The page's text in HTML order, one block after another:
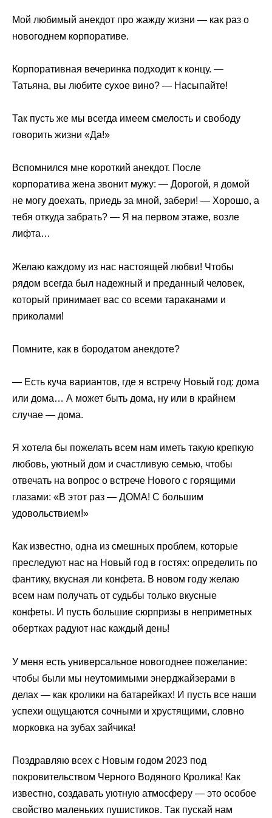
Мой любимый анекдот про жажду жизни — как раз о
новогоднем корпоративе.
Корпоративная вечеринка подходит к концу. —
Татьяна, вы любите сухое вино? — Насыпайте!
Так пусть же мы всегда имеем смелость и свободу
говорить жизни «Да!»
Вспомнился мне короткий анекдот. После
корпоратива жена звонит мужу: — Дорогой, я домой
не могу доехать, приедь за мной, забери! — Хорошо, а
тебя откуда забрать? — Я на первом этаже, возле
лифта…
Желаю каждому из нас настоящей любви! Чтобы
рядом всегда был надежный и преданный человек,
который принимает вас со всеми тараканами и
приколами!
Помните, как в бородатом анекдоте?
— Есть куча вариантов, где я встречу Новый год: дома
или дома… А может быть дома, ну или в крайнем
случае — дома.
Я хотела бы пожелать всем нам иметь такую крепкую
любовь, уютный дом и счастливую семью, чтобы
отвечать на вопрос о встрече Нового с горящими
глазами: «В этот раз — ДОМА! С большим
удовольствием!»
Как известно, одна из смешных проблем, которые
преследуют нас на Новый год в гостях: определить по
фантику, вкусная ли конфета. В новом году желаю
всем нам получать от судьбы только вкусные
конфеты. И пусть большие сюрпризы в неприметных
обертках радуют нас каждый день!
У меня есть универсальное новогоднее пожелание:
чтобы были мы неутомимыми энерджайзерами в
делах — как кролики на батарейках! И пусть все наши
успехи ощущаются сочными и хрустящими, словно
морковка на зубах зайчика!
Поздравляю всех с Новым годом 2023 под
покровительством Черного Водяного Кролика! Как
известно, создавать уютную атмосферу — это особое
свойство маленьких пушистиков. Так пускай нам